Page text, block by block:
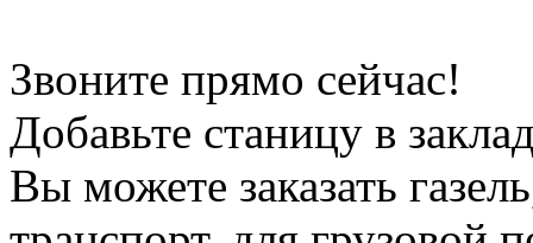
Звоните прямо сейчас!
Добавьте станицу в
Вы можете заказать